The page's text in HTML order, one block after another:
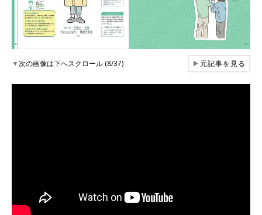
▼次の画像は下へスクロール (8/37) ▶元記事を見る